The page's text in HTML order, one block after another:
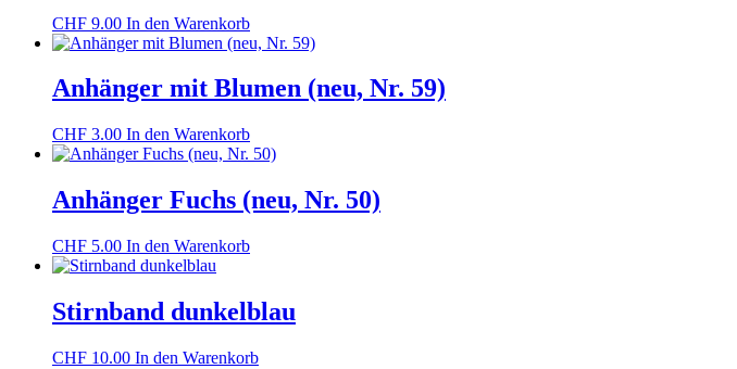
CHF 9.00 In den Warenkorb
Anhänger mit Blumen (neu, Nr. 59)
CHF 3.00 In den Warenkorb
Anhänger Fuchs (neu, Nr. 50)
CHF 5.00 In den Warenkorb
Stirnband dunkelblau
CHF 10.00 In den Warenkorb